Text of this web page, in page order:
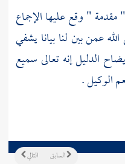
" وقع عليها الإجماع
عمن بين لنا بيانا يشفي
الدليل إنه تعالى سميع
الوكيل .
التالي السابق